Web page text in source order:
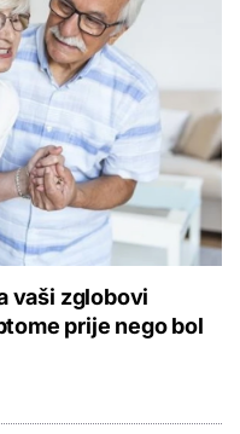
vaši zglobovi
prije nego bol